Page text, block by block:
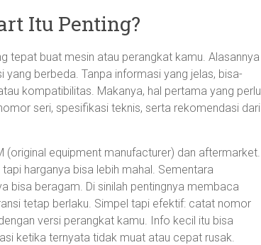
Itu Penting?
tepat buat mesin atau perangkat kamu. Alasannya
yang berbeda. Tanpa informasi yang jelas, bisa-
kompatibilitas. Makanya, hal pertama yang perlu
seri, spesifikasi teknis, serta rekomendasi dari
(original equipment manufacturer) dan aftermarket.
harganya bisa lebih mahal. Sementara
bisa beragam. Di sinilah pentingnya membaca
tetap berlaku. Simpel tapi efektif: catat nomor
versi perangkat kamu. Info kecil itu bisa
ketika ternyata tidak muat atau cepat rusak.